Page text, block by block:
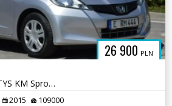
26 900 PLN
1.2B 2015r Klima 109 TYS KM Sprowadzony Opłacony
2015 109000